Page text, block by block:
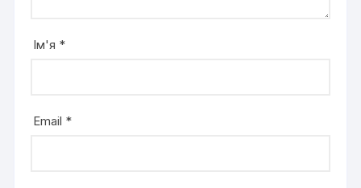
Ім'я *
Email *